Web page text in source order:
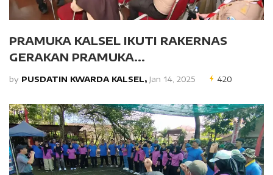
PRAMUKA KALSEL IKUTI RAKERNAS
GERAKAN PRAMUKA...
by PUSDATIN KWARDA KALSEL, Jan 14, 2025 420